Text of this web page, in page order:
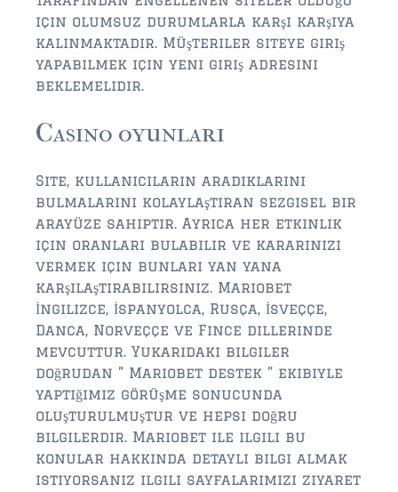
$150,000 and down
$150,000 – $350,000
$500,000 – $750,000
$750,000 – $1,000,000
$1,000,000 – $2,000,000
$2,000,000 and up
GREEN COVE SPRINGS
$150,000 and down
$150,000 – $350,000
$350,000 – $500,000
$500,000 – $750,000
$750,000 – $1,000,000
için olumsuz durumlarla karşı karşıya
kalınmaktadır. Müşteriler siteye giriş
yapabilmek için yeni giriş adresini
beklemelidir.
Casino oyunları
Site, kullanıcıların aradıklarını
bulmalarını kolaylaştıran sezgisel bir
arayüze sahiptir. Ayrıca her etkinlik
için oranları bulabilir ve kararınızı
vermek için bunları yan yana
karşılaştırabilirsiniz. Mariobet
İngilizce, İspanyolca, Rusça, İsveççe,
Danca, Norveççe ve Fince dillerinde
mevcuttur. Yukarıdaki bilgiler
doğrudan ” Mariobet destek ” ekibiyle
yaptığımız görüşme sonucunda
oluşturulmuştur ve hepsi doğru
bilgilerdir. Mariobet ile ilgili bu
konular hakkında detaylı bilgi almak
istiyorsanız ilgili sayfalarımızı ziyaret